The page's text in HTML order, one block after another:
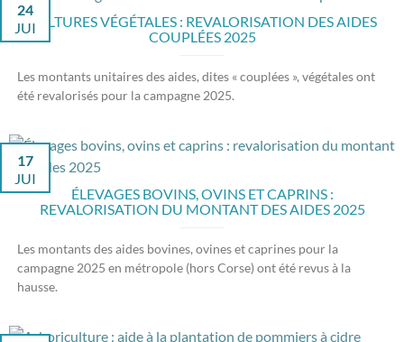
CULTURES VÉGÉTALES : REVALORISATION DES AIDES
COUPLÉES 2025
24
JUI
Les montants unitaires des aides, dites « couplées », végétales ont
été revalorisés pour la campagne 2025.
ÉLEVAGES BOVINS, OVINS ET CAPRINS :
REVALORISATION DU MONTANT DES AIDES 2025
17
JUI
Les montants des aides bovines, ovines et caprines pour la
campagne 2025 en métropole (hors Corse) ont été revus à la
hausse.